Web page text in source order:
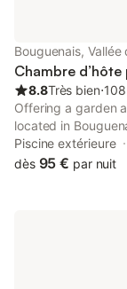
Bouguenais, Vallée
Chambre
8.8Très bien⋅
Offering a garden
located in
and 13 km from
Piscine extérieure
dès 95 € par nuit